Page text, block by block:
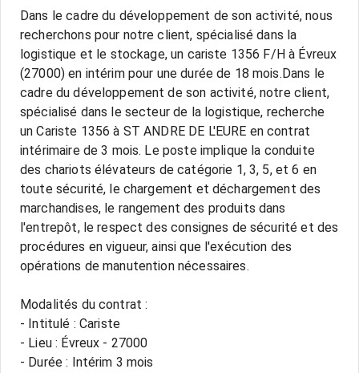
Dans le cadre du développement de son activité, nous
recherchons pour notre client, spécialisé dans la
logistique et le stockage, un cariste 1356 F/H à Évreux
(27000) en intérim pour une durée de 18 mois.Dans le
cadre du développement de son activité, notre client,
spécialisé dans le secteur de la logistique, recherche
un Cariste 1356 à ST ANDRE DE L'EURE en contrat
intérimaire de 3 mois. Le poste implique la conduite
des chariots élévateurs de catégorie 1, 3, 5, et 6 en
toute sécurité, le chargement et déchargement des
marchandises, le rangement des produits dans
l'entrepôt, le respect des consignes de sécurité et des
procédures en vigueur, ainsi que l'exécution des
opérations de manutention nécessaires.
Modalités du contrat :
- Intitulé : Cariste
- Lieu : Évreux - 27000
- Durée : Intérim 3 mois